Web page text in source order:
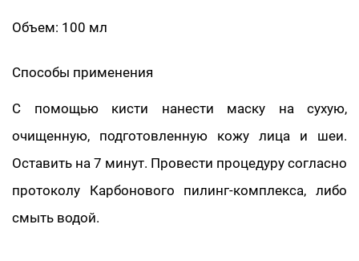
Объем: 100 мл
Способы применения
C помощью кисти нанести маску на сухую,
очищенную, подготовленную кожу лица и шеи.
Оставить на 7 минут. Провести процедуру согласно
протоколу Карбонового пилинг-комплекса, либо
смыть водой.